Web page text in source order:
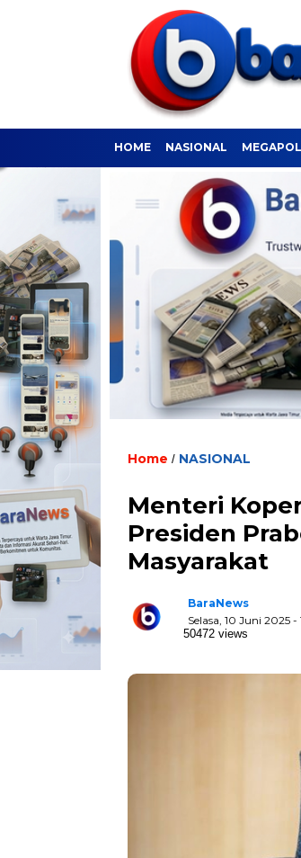
HOME NASIONAL
Home / NASIONAL
Menteri
Presiden
Masyarakat
BaraNews
Selasa, 10 Juni 2025 -
50472 views